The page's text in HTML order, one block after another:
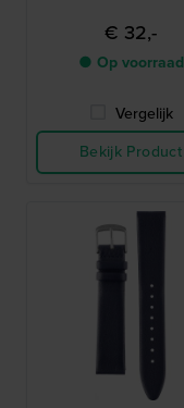
€ 32,-
● Op voorraad
Vergelijk
Bekijk Product